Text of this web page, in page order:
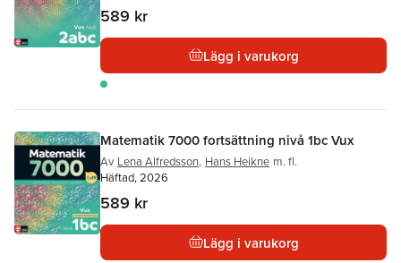
589 kr
Lägg i varukorg
Matematik 7000 fortsättning nivå 1bc Vux
Av Lena Alfredsson, Hans Heikne m. fl.
Häftad, 2026
589 kr
Lägg i varukorg